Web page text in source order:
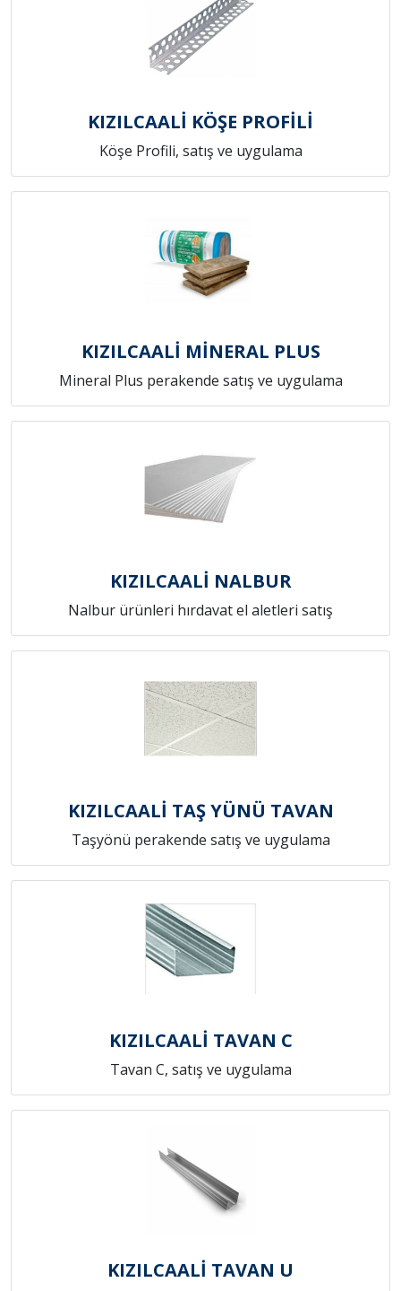
KIZILCAALİ KÖŞE PROFİLİ
Köşe Profili, satış ve uygulama
KIZILCAALİ MİNERAL PLUS
Mineral Plus perakende satış ve uygulama
KIZILCAALİ NALBUR
Nalbur ürünleri hırdavat el aletleri satış
KIZILCAALİ TAŞ YÜNÜ TAVAN
Taşyönü perakende satış ve uygulama
KIZILCAALİ TAVAN C
Tavan C, satış ve uygulama
KIZILCAALİ TAVAN U